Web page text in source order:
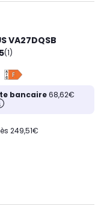
VA27DQSB
(1)
bancaire68,62€
249,51€